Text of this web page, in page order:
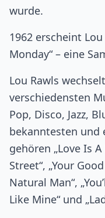
wurde.
1962 erscheint
Monday“ – eine
Lou Rawls
verschiedensten
Pop, Disco, Jazz,
bekanntesten und
gehören „Love Is A
Street“, „Your
Natural Man“,
Like Mine“ und